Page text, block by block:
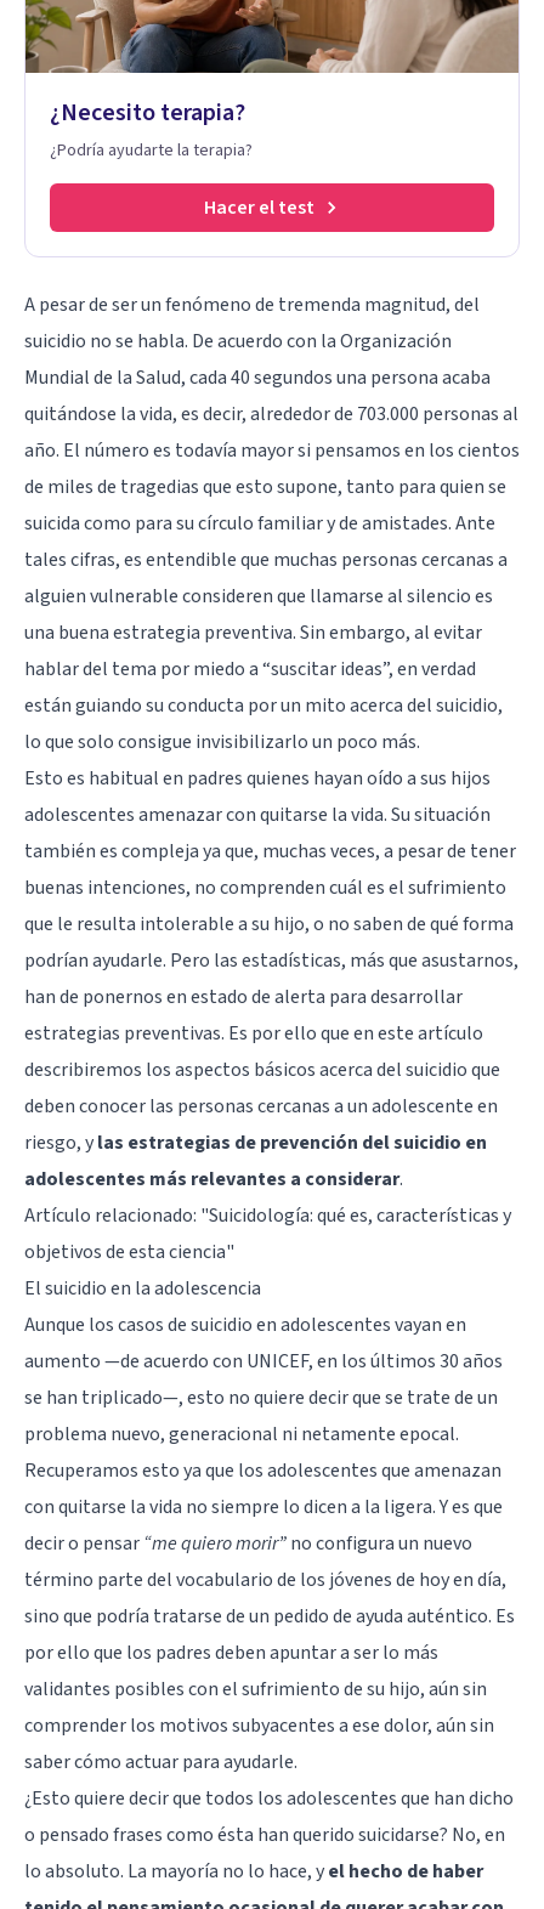
¿Necesito terapia?
¿Podría ayudarte la terapia?
Hacer el test
A pesar de ser un fenómeno de tremenda magnitud, del
suicidio no se habla. De acuerdo con la Organización
Mundial de la Salud, cada 40 segundos una persona acaba
quitándose la vida, es decir, alrededor de 703.000 personas al
año. El número es todavía mayor si pensamos en los cientos
de miles de tragedias que esto supone, tanto para quien se
suicida como para su círculo familiar y de amistades. Ante
tales cifras, es entendible que muchas personas cercanas a
alguien vulnerable consideren que llamarse al silencio es
una buena estrategia preventiva. Sin embargo, al evitar
hablar del tema por miedo a “suscitar ideas”, en verdad
están guiando su conducta por un mito acerca del suicidio,
lo que solo consigue invisibilizarlo un poco más.
Esto es habitual en padres quienes hayan oído a sus hijos
adolescentesamenazar con quitarse la vida. Su situación
también es compleja ya que, muchas veces, a pesar de tener
buenas intenciones, no comprenden cuál es el sufrimiento
que le resulta intolerable a su hijo, o no saben de qué forma
podrían ayudarle. Pero las estadísticas, más que asustarnos,
han de ponernos en estado de alerta para desarrollar
estrategias preventivas. Es por ello que en este artículo
describiremos los aspectos básicos acerca del suicidio que
deben conocer las personas cercanas a un adolescente en
riesgo, ylas estrategias de prevención del suicidio en
adolescentes más relevantes a considerar.
Artículo relacionado: "Suicidología: qué es, características y
objetivos de esta ciencia"
El suicidio en la adolescencia
Aunque los casos de suicidio en adolescentes vayan en
aumento —de acuerdo con UNICEF, en los últimos 30 años
se han triplicado—, esto no quiere decir que se trate de un
problema nuevo, generacional ni netamente epocal.
Recuperamos esto ya que los adolescentes que amenazan
con quitarse la vida no siempre lo dicen a la ligera. Y es que
decir o pensar “me quiero morir”no configura un nuevo
término parte del vocabulario de los jóvenes de hoy en día,
sino que podría tratarse de un pedido de ayuda auténtico. Es
por ello que los padres deben apuntar a ser lo más
validantes posibles con el sufrimiento de su hijo, aún sin
comprender los motivos subyacentes a ese dolor, aún sin
saber cómo actuar para ayudarle.
¿Esto quiere decir que todos los adolescentes que han dicho
o pensado frases como ésta han querido suicidarse? No, en
lo absoluto. La mayoría no lo hace, yel hecho de haber